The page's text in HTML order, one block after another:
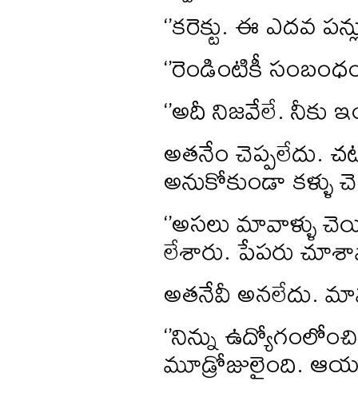
‘’కరెక్టు. ఈ ఎదవ
‘’రెండింటికీ
‘’అదీ నిజవేలే. నీకు
అతనేం చెప్పలేదు.
అనుకోకుండా
‘’అసలు మావాళ్ళు
లేశారు. పేపరు
అతనేవీ అనలేదు.
‘’నిన్ను
మూడ్రోజులైంది.